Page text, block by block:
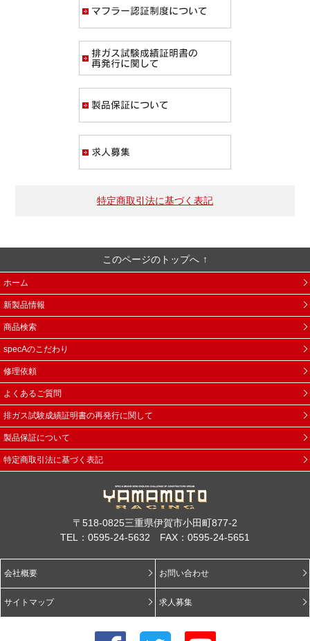
特定商取引法に基づく表記
このページのトップへ
ホーム
新製品情報
商品検索
specAのこだわり
修理依頼
よくあるご質問
排ガス試験成績証明書の再発行に関して
製品保証について
特定商取引法に基づく表記
〒518-0825三重県伊賀市小田町877-2
TEL：0595-24-5632 FAX：0595-24-5651
会社概要 お問い合わせ
サイトマップ 求人募集